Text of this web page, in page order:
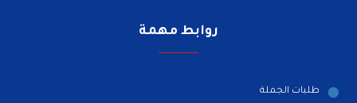
روابط مهمة
طلبات الجملة